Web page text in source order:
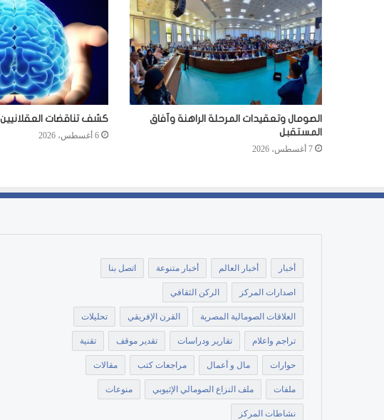
الصومال وتعقيدات المرحلة الراهنة وآفاق
المستقبل
7 أغسطس، 2026
كشف تناقضات العقلانيين 10
6 أغسطس، 2026
أخبار أخبار العالم أخبار متنوعة اتصل بنا
اصدارات المركز الركن الثقافي
العلاقات الصومالية المصرية القرن الإفريقي تحليلات
تراجم واعلام تقارير ودراسات تقدير موقف تقنية
حوارات مال و أعمال مراجعات كتب مقالات
ملفات ملف النزاع الصومالي الإثيوبي منوعات
نشاطات المركز